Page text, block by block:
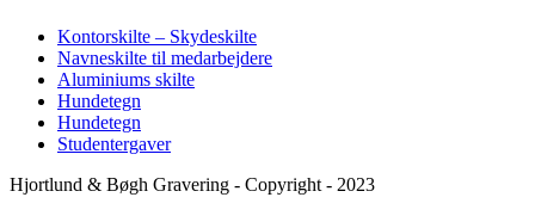
Kontorskilte – Skydeskilte
Navneskilte til medarbejdere
Aluminiums skilte
Hundetegn
Hundetegn
Studentergaver
Hjortlund & Bøgh Gravering - Copyright - 2023